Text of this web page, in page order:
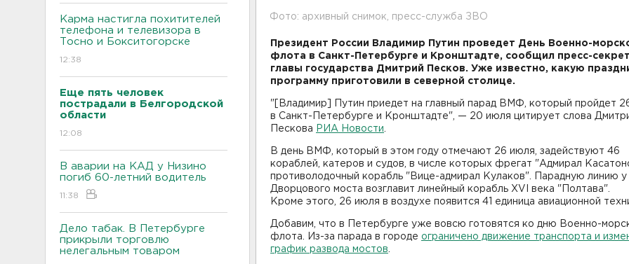
Карма настигла похитителей
телефона и телевизора в
Тосно и Бокситогорске
12:38
Еще пять человек
пострадали в Белгородской
области
12:08
В аварии на КАД у Низино
погиб 60-летний водитель
11:38
Дело табак. В Петербурге
прикрыли торговлю
нелегальным товаром
Фото: архивный снимок, пресс-служба ЗВО
Президент России Владимир Путин проведет День Военно-
флота в Санкт-Петербурге и Кронштадте, сообщил пресс-
главы государства Дмитрий Песков. Уже известно, какую
программу приготовили в северной столице.
"[Владимир] Путин приедет на главный парад ВМФ, который пройдет
в Санкт-Петербурге и Кронштадте", — 20 июля цитирует слова
Пескова
РИА Новости
В день ВМФ, который в этом году отмечают 26 июля, задействуют 46
кораблей, катеров и судов, в числе которых фрегат "Адмирал
противолодочный корабль "Вице-адмирал Кулаков". Парадную линию у
Дворцового моста возглавит линейный корабль XVI века "Полтава".
Кроме этого, 26 июля в воздухе появится 41 единица авиационной
Добавим, что в Петербурге уже вовсю готовятся ко дню Военно-
флота. Из-за парада в городе ограничено движение транспорта и
график развода мостов